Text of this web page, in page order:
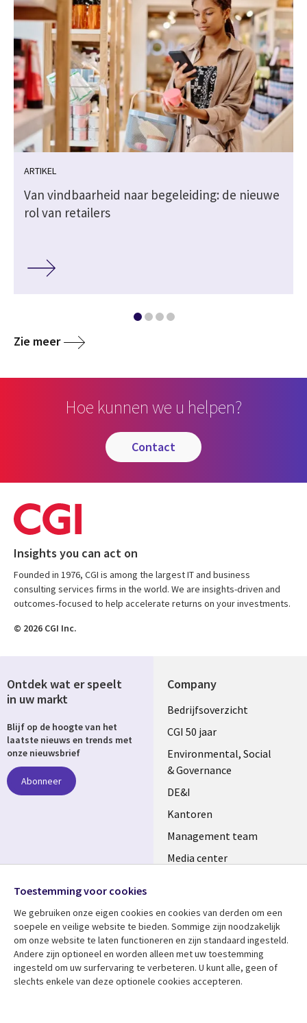
ARTIKEL
Van vindbaarheid naar begeleiding: de nieuwe
rol van retailers
Zie meer
Hoe kunnen we u helpen?
contact
Insights you can act on
Founded in 1976, CGI is among the largest IT and business
consulting services firms in the world. We are insights-driven and
outcomes-focused to help accelerate returns on your investments.
© 2026 CGI Inc.
Company
Useful
links
NETHERLANDS
Bedrijfsoverzicht
CGI 50 jaar
Environmental, Social
& Governance
DE&I
Kantoren
Management team
Media center
Bekijk meer
Library
Artikelen
Support
Legal
Disclaimer
Ontdek wat er speelt
in uw markt
Blijf op de hoogte van het
laatste nieuws en trends met
onze nieuwsbrief
Abonneer
Media
NETHERLANDS
Toestemming voor cookies
We gebruiken onze eigen cookies en cookies van derden om een ​​
soepele en veilige website te bieden. Sommige zijn noodzakelijk
om onze website te laten functioneren en zijn standaard ingesteld.
Andere zijn optioneel en worden alleen met uw toestemming
ingesteld om uw surfervaring te verbeteren. U kunt alle, geen of
slechts enkele van deze optionele cookies accepteren.